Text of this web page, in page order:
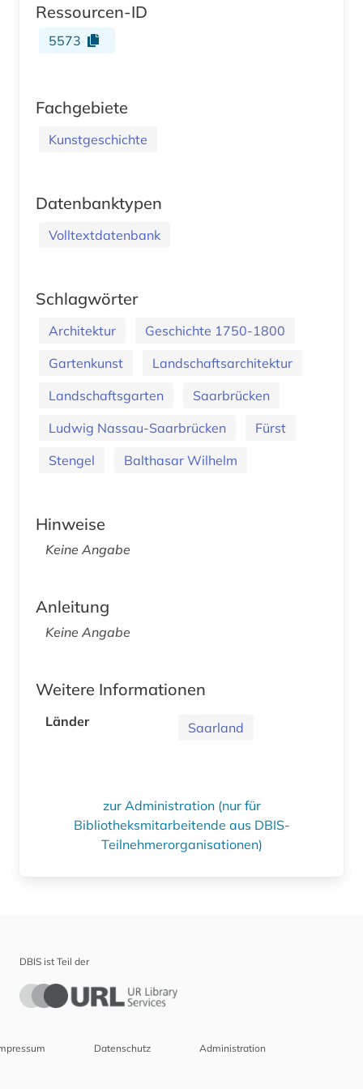
Ressourcen-ID
5573
Fachgebiete
Kunstgeschichte
Datenbanktypen
Volltextdatenbank
Schlagwörter
Architektur
Geschichte 1750-1800
Gartenkunst
Landschaftsarchitektur
Landschaftsgarten
Saarbrücken
Ludwig Nassau-Saarbrücken
Fürst
Stengel
Balthasar Wilhelm
Hinweise
Keine Angabe
Anleitung
Keine Angabe
Weitere Informationen
Länder Saarland
zur Administration (nur für
Bibliotheksmitarbeitende aus DBIS-
Teilnehmerorganisationen)
DBIS ist Teil der
Datenschutz Administration